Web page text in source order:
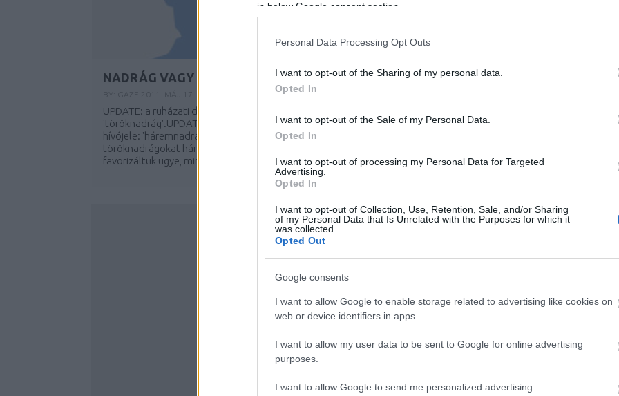
in below Google consent section.
Personal Data Processing Opt Outs
I want to opt-out of the Sharing of my personal data.
Opted In
I want to opt-out of the Sale of my Personal Data.
Opted In
I want to opt-out of processing my Personal Data for Targeted
Advertising.
Opted In
I want to opt-out of Collection, Use, Retention, Sale, and/or Sharing
of my Personal Data that Is Unrelated with the Purposes for which it
was collected.
Opted Out
Google consents
I want to allow Google to enable storage related to advertising like cookies on
web or device identifiers in apps.
I want to allow my user data to be sent to Google for online advertising
purposes.
I want to allow Google to send me personalized advertising.
NADRÁG VAGY SZOKNYA
UPDATE: a ruházati darabok hívójele:
'töröknadrág'.UPDATE2: a ruházati darabok
hívójele: 'háremnadrág'.A nadrágszoknyákat
töröknadrágokat háremnadrágokat már
favorizáltuk ugye, mint nagy kedvencünket?
A bicikli nem egyszerűen közlekedési eszköz,
hanem egy igazi stíluselem. Nem kér
hiszen maga öltöztet. És még a városokat is
-